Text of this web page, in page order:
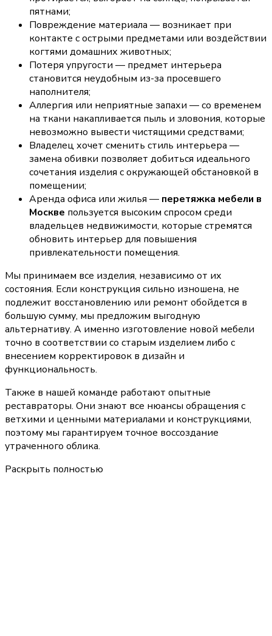
пятнами;
Повреждение материала — возникает при
контакте с острыми предметами или воздействии
когтями домашних животных;
Потеря упругости — предмет интерьера
становится неудобным из-за просевшего
наполнителя;
Аллергия или неприятные запахи — со временем
на ткани накапливается пыль и зловония, которые
невозможно вывести чистящими средствами;
Владелец хочет сменить стиль интерьера —
замена обивки позволяет добиться идеального
сочетания изделия с окружающей обстановкой в
помещении;
Аренда офиса или жилья — перетяжка мебели в
Москве пользуется высоким спросом среди
владельцев недвижимости, которые стремятся
обновить интерьер для повышения
привлекательности помещения.
Мы принимаем все изделия, независимо от их
состояния. Если конструкция сильно изношена, не
подлежит восстановлению или ремонт обойдется в
большую сумму, мы предложим выгодную
альтернативу. А именно изготовление новой мебели
точно в соответствии со старым изделием либо с
внесением корректировок в дизайн и
функциональность.
Также в нашей команде работают опытные
реставраторы. Они знают все нюансы обращения с
ветхими и ценными материалами и конструкциями,
поэтому мы гарантируем точное воссоздание
утраченного облика.
Раскрыть полностью